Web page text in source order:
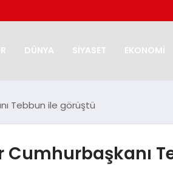
DÜNYA SİYASET EKONOMİ
Tebbun ile görüştü